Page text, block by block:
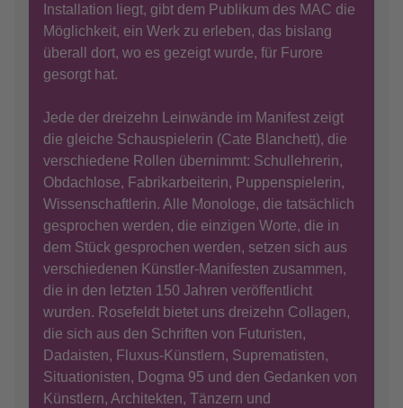
Installation liegt, gibt dem Publikum des MAC die
Möglichkeit, ein Werk zu erleben, das bislang
überall dort, wo es gezeigt wurde, für Furore
gesorgt hat.
Jede der dreizehn Leinwände im Manifest zeigt
die gleiche Schauspielerin (Cate Blanchett), die
verschiedene Rollen übernimmt: Schullehrerin,
Obdachlose, Fabrikarbeiterin, Puppenspielerin,
Wissenschaftlerin. Alle Monologe, die tatsächlich
gesprochen werden, die einzigen Worte, die in
dem Stück gesprochen werden, setzen sich aus
verschiedenen Künstler-Manifesten zusammen,
die in den letzten 150 Jahren veröffentlicht
wurden. Rosefeldt bietet uns dreizehn Collagen,
die sich aus den Schriften von Futuristen,
Dadaisten, Fluxus-Künstlern, Suprematisten,
Situationisten, Dogma 95 und den Gedanken von
Künstlern, Architekten, Tänzern und